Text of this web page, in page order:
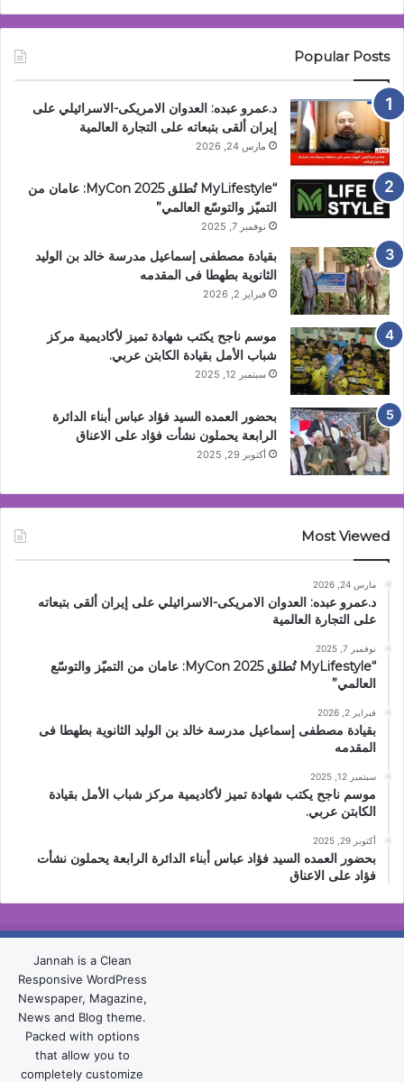
Popular Posts
د.عمرو عبده: العدوان الامريكى-الاسرائيلي على
إيران ألقى بتبعاته على التجارة العالمية
مارس 24, 2026
“MyLifestyle تُطلق MyCon 2025: عامان من
التميّز والتوسّع العالمي”
نوفمبر 7, 2025
بقيادة مصطفى إسماعيل مدرسة خالد بن الوليد
الثانوية بطهطا فى المقدمه
فبراير 2, 2026
موسم ناجح يكتب شهادة تميز لأكاديمية مركز
شباب الأمل بقيادة الكابتن عربي.
سبتمبر 12, 2025
بحضور العمده السيد فؤاد عباس أبناء الدائرة
الرابعة يحملون نشأت فؤاد على الاعناق
أكتوبر 29, 2025
Most Viewed
مارس 24, 2026
د.عمرو عبده: العدوان الامريكى-الاسرائيلي على إيران ألقى بتبعاته
على التجارة العالمية
نوفمبر 7, 2025
“MyLifestyle تُطلق MyCon 2025: عامان من التميّز والتوسّع
العالمي”
فبراير 2, 2026
بقيادة مصطفى إسماعيل مدرسة خالد بن الوليد الثانوية بطهطا فى
المقدمه
سبتمبر 12, 2025
موسم ناجح يكتب شهادة تميز لأكاديمية مركز شباب الأمل بقيادة
الكابتن عربي.
أكتوبر 29, 2025
بحضور العمده السيد فؤاد عباس أبناء الدائرة الرابعة يحملون نشأت
فؤاد على الاعناق
Jannah is a Clean
Responsive WordPress
Newspaper, Magazine,
News and Blog theme.
Packed with options
that allow you to
completely customize